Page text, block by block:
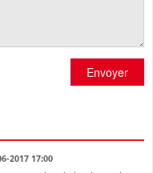
Envoyer
2017 17:00